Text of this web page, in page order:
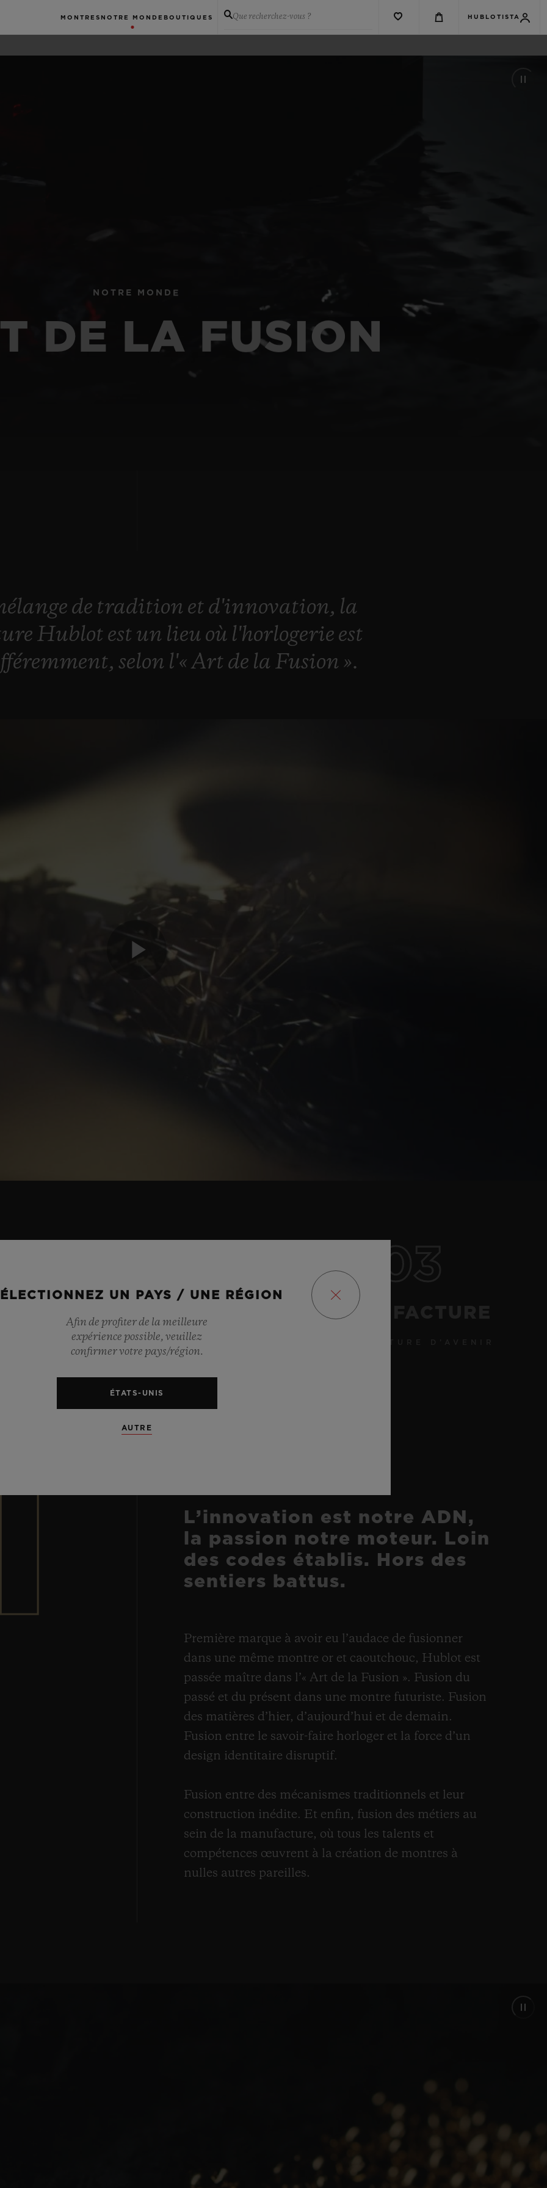
MONTRES NOTRE MONDE BOUTIQUES Que recherchez-vous ? HUBLOTISTA
NOTRE MONDE
DE LA FUSION
de tradition et d'innovation, la
Hublot est un lieu où l'horlogerie est
selon l'«Art de la Fusion ».
Play
Video
MOUVEMENTS
MOUVEMENTS PIONNIERS
MANUFACTURE
L’innovation est notre ADN,
la passion notre moteur. Loin
des codes établis. Hors des
sentiers battus.
Première marque à avoir eu l’audace de fusionner
dans une même montre or et caoutchouc, Hublot est
passée maître dans l’« Art de la Fusion ». Fusion du
passé et du présent dans une montre futuriste. Fusion
des matières d’hier, d’aujourd’hui et de demain.
Fusion entre le savoir-faire horloger et la force d’un
design identitaire disruptif.
Fusion entre des mécanismes traditionnels et leur
construction inédite. Et enfin, fusion des métiers au
sein de la manufacture, où tous les talents et
compétences œuvrent à la création de montres à
nulles autres pareilles.
UN PAYS / UNE RÉGION
Afin de profiter de la meilleure
expérience possible, veuillez
confirmer votre pays/région.
ÉTATS-UNIS
AUTRE
PEACH CERAMIC ESSENTIAL TAUPE